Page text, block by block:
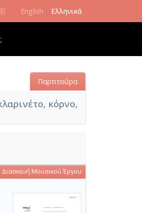
English Ελληνικά
Παρτιτούρα
κόρνο,
Διασκευή Μουσικού Έργου